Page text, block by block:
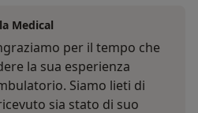
Medical
per il tempo che
la sua esperienza
Siamo lieti di
sia stato di suo